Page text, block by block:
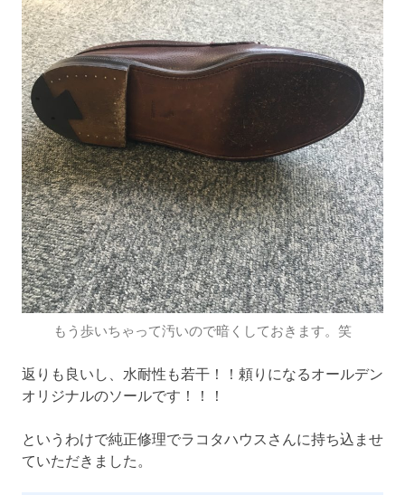
もう歩いちゃって汚いので暗くしておきます。笑
返りも良いし、水耐性も若干！！頼りになるオールデン
オリジナルのソールです！！！
というわけで純正修理でラコタハウスさんに持ち込ませ
ていただきました。